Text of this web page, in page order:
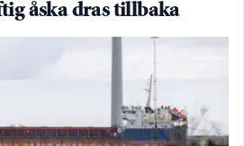
åska dras tillbaka